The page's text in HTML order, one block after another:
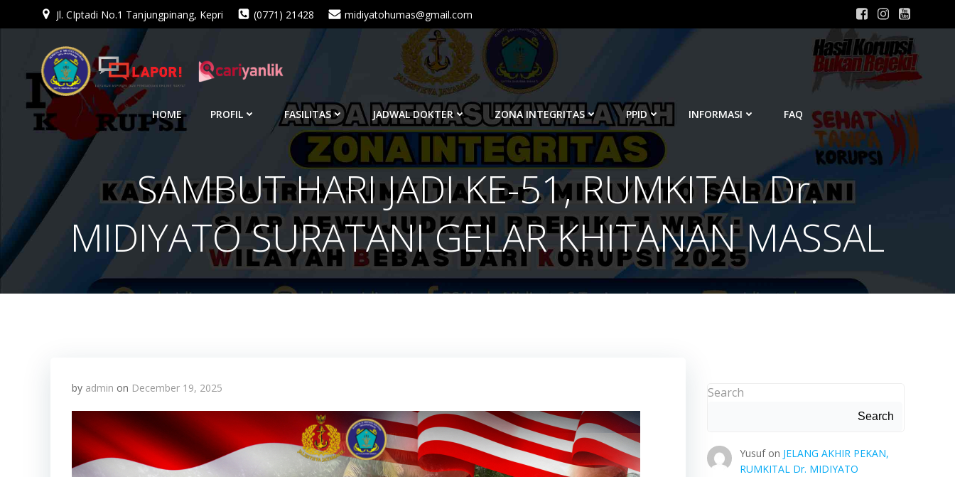
Jl. CIptadi No.1 Tanjungpinang, Kepri (0771) 21428 midiyatohumas@gmail.com
content
HOME PROFIL FASILITAS JADWAL DOKTER ZONA INTEGRITAS PPID INFORMASI FAQ
SAMBUT HARI JADI KE-51, RUMKITAL Dr.
MIDIYATO SURATANI GELAR KHITANAN MASSAL
by admin on December 19, 2025 Search
Search
Yusufon JELANG AKHIR PEKAN,
RUMKITAL Dr. MIDIYATO